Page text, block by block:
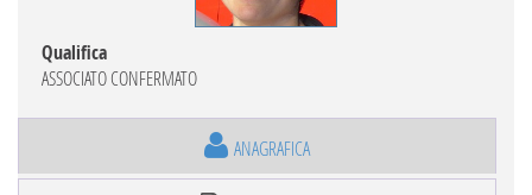
Qualifica
ASSOCIATO CONFERMATO
ANAGRAFICA